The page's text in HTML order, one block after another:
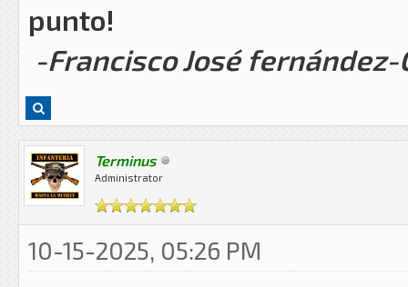
punto!
-Francisco José
Terminus
Administrator
10-15-2025, 05:26 PM